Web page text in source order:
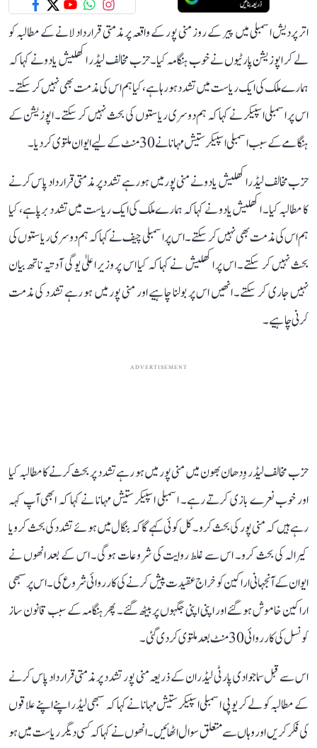
اتر پردیش اسمبلی میں پیر کے روز منی پور کے واقعہ پر مذمتی قرارداد لانے کے مطالبہ کو
لے کر اپوزیشن پارٹیوں نے خوب ہنگامہ کیا۔ حزب مخالف لیڈر اکھلیش یادو نے کہا کہ
ہمارے ملک کی ایک ریاست میں تشدد ہو رہا ہے، کیا ہم اس کی مذمت بھی نہیں کر سکتے۔
اس پر اسمبلی اسپیکر نے کہا کہ ہم دوسری ریاستوں کی بحث نہیں کر سکتے۔ اپوزیشن کے
ہنگامے کے سبب اسمبلی اسپیکر ستیش مہانا نے 30 منٹ کے لیے ایوان ملتوی کر دیا۔
حزب مخالف لیڈر اکھلیش یادو نے منی پور میں ہو رہے تشدد پر مذمتی قرارداد پاس کرنے
کا مطالبہ کیا۔ اکھلیش یادو نے کہا کہ ہمارے ملک کی ایک ریاست میں تشدد برپا ہے، کیا
ہم اس کی مذمت بھی نہیں کر سکتے۔ اس پر اسمبلی چیف نے کہا کہ ہم دوسری ریاستوں کی
بحث نہیں کر سکتے۔ اس پر اکھلیش نے کہا کہ کیا اس پر وزیر اعلیٰ یوگی آدتیہ ناتھ بیان
نہیں جاری کر سکتے۔ انھیں اس پر بولنا چاہیے اور منی پور میں ہو رہے تشدد کی مذمت
کرنی چاہیے۔
ADVERTISEMENT
حزب مخالف لیڈر وِدھان بھون میں منی پور میں ہو رہے تشدد پر بحث کرنے کا مطالبہ کیا
اور خوب نعرے بازی کرتے رہے۔ اسمبلی اسپیکر ستیش مہانا نے کہا کہ ابھی آپ کہہ
رہے ہیں کہ منی پور کی بحث کرو۔ کل کوئی کہے گا کہ بنگال میں ہوئے تشدد کی بحث کرو یا
کیرالہ کی بحث کرو۔ اس سے غلط روایت کی شروعات ہوگی۔ اس کے بعد انھوں نے
ایوان کے آنجہانی اراکین کو خراج عقیدت پیش کرنے کی کارروائی شروع کی۔ اس پر سبھی
اراکین خاموش ہو گئے اور اپنی اپنی جگہوں پر بیٹھ گئے۔ پھر ہنگامہ کے سبب قانون ساز
کونسل کی کارروائی 30 منٹ بعد ملتوی کر دی گئی۔
اس سے قبل سماجوادی پارٹی لیڈران کے ذریعہ منی پور تشدد پر مذمتی قرارداد پاس کرنے
کے مطالبہ کو لے کر یوپی اسمبلی اسپیکر ستیش مہانا نے کہا کہ سبھی لیڈر اپنے اپنے علاقوں
کی فکر کریں اور وہاں سے متعلق سوال اٹھائیں۔ انھوں نے کہا کہ کسی دیگر ریاست میں ہو